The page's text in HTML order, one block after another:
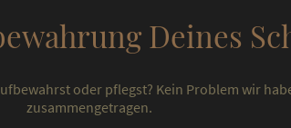
Deines
oder pflegst? Kein Problem wir
zusammengetragen.